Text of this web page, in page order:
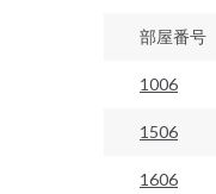
部屋番号
1006
1506
1606